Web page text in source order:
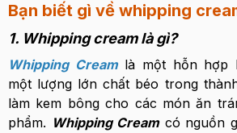
Bạn biết gì về whipping
1. Whipping cream là gì?
Whipping Creamlà một hỗn hợp
một lượng lớn chất béo trong
làm kem bông cho các món ăn
phẩm. Whipping Creamcó nguồn